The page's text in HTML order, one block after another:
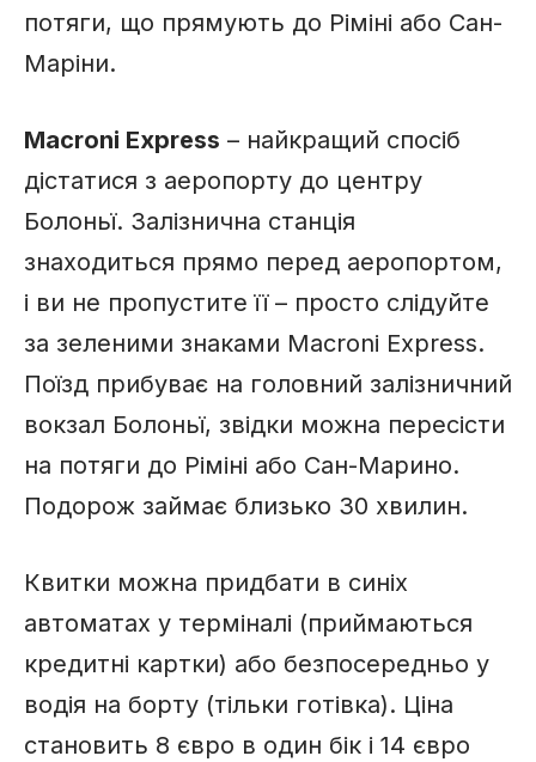
потяги, що прямують до Ріміні або Сан-
Маріни.
Macroni Express – найкращий спосіб
дістатися з аеропорту до центру
Болоньї. Залізнична станція
знаходиться прямо перед аеропортом,
і ви не пропустите її – просто слідуйте
за зеленими знаками Macroni Express.
Поїзд прибуває на головний залізничний
вокзал Болоньї, звідки можна пересісти
на потяги до Ріміні або Сан-Марино.
Подорож займає близько 30 хвилин.
Квитки можна придбати в синіх
автоматах у терміналі (приймаються
кредитні картки) або безпосередньо у
водія на борту (тільки готівка). Ціна
становить 8 євро в один бік і 14 євро